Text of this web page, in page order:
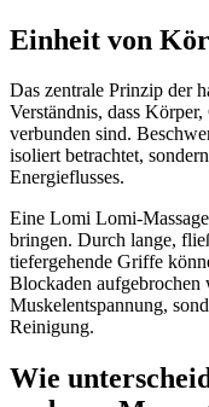
Einheit von
Das zentrale Prinzip der
Verständnis, dass
verbunden sind.
isoliert betrachtet,
Energieflusses.
Eine Lomi Lomi-
bringen. Durch lange,
tiefergehende Griffe
Blockaden aufgebrochen
Muskelentspannung,
Reinigung.
Wie